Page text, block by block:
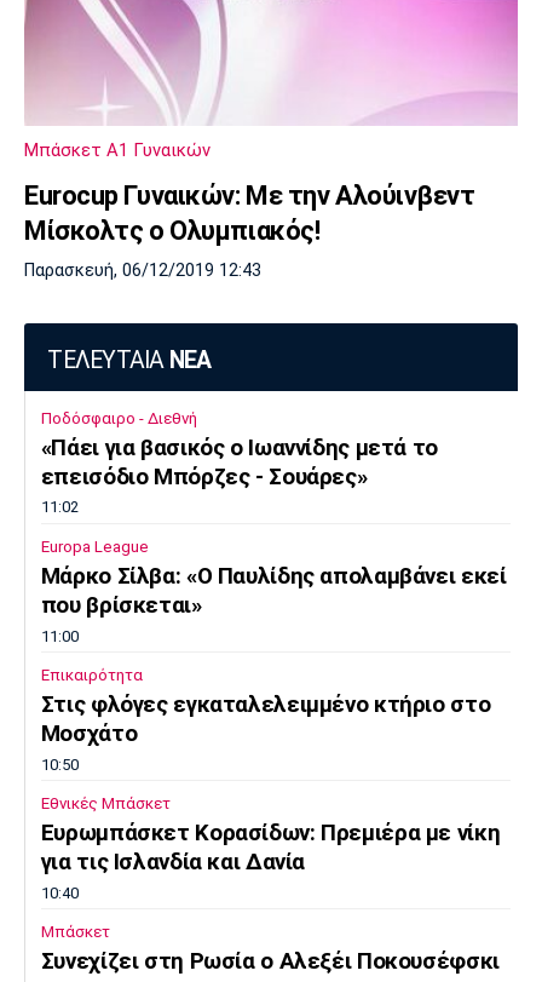
Μπάσκετ Α1 Γυναικών
Eurocup Γυναικών: Με την Αλούινβεντ
Μίσκολτς ο Ολυμπιακός!
Παρασκευή, 06/12/2019 12:43
ΤΕΛΕΥΤΑΙΑ ΝΕΑ
Ποδόσφαιρο - Διεθνή
«Πάει για βασικός ο Ιωαννίδης μετά το
επεισόδιο Μπόρζες - Σουάρες»
11:02
Europa League
Μάρκο Σίλβα: «Ο Παυλίδης απολαμβάνει εκεί
που βρίσκεται»
11:00
Επικαιρότητα
Στις φλόγες εγκαταλελειμμένο κτήριο στο
Μοσχάτο
10:50
Εθνικές Μπάσκετ
Ευρωμπάσκετ Κορασίδων: Πρεμιέρα με νίκη
για τις Ισλανδία και Δανία
10:40
Μπάσκετ
Συνεχίζει στη Ρωσία ο Αλεξέι Ποκουσέφσκι